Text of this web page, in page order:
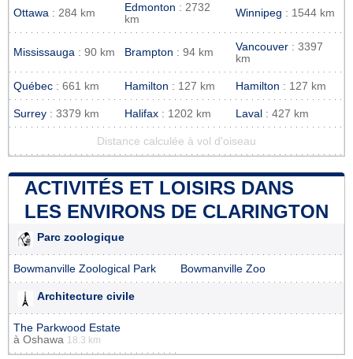
Ottawa : 284 km Edmonton : 2732
km
Winnipeg : 1544 km
Mississauga : 90 km Brampton : 94 km Vancouver : 3397
km
Québec : 661 km Hamilton : 127 km Hamilton : 127 km
Surrey : 3379 km Halifax : 1202 km Laval : 427 km
Distance calculée à vol d'oiseau
ACTIVITÉS ET LOISIRS DANS
LES ENVIRONS DE CLARINGTON
Parc zoologique
Bowmanville Zoological Park Bowmanville Zoo
Architecture civile
The Parkwood Estate
à Oshawa 18.3 km